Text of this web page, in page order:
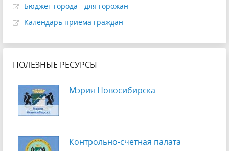
Бюджет города - для горожан
Календарь приема граждан
ПОЛЕЗНЫЕ РЕСУРСЫ
Мэрия Новосибирска
Контрольно-счетная палата